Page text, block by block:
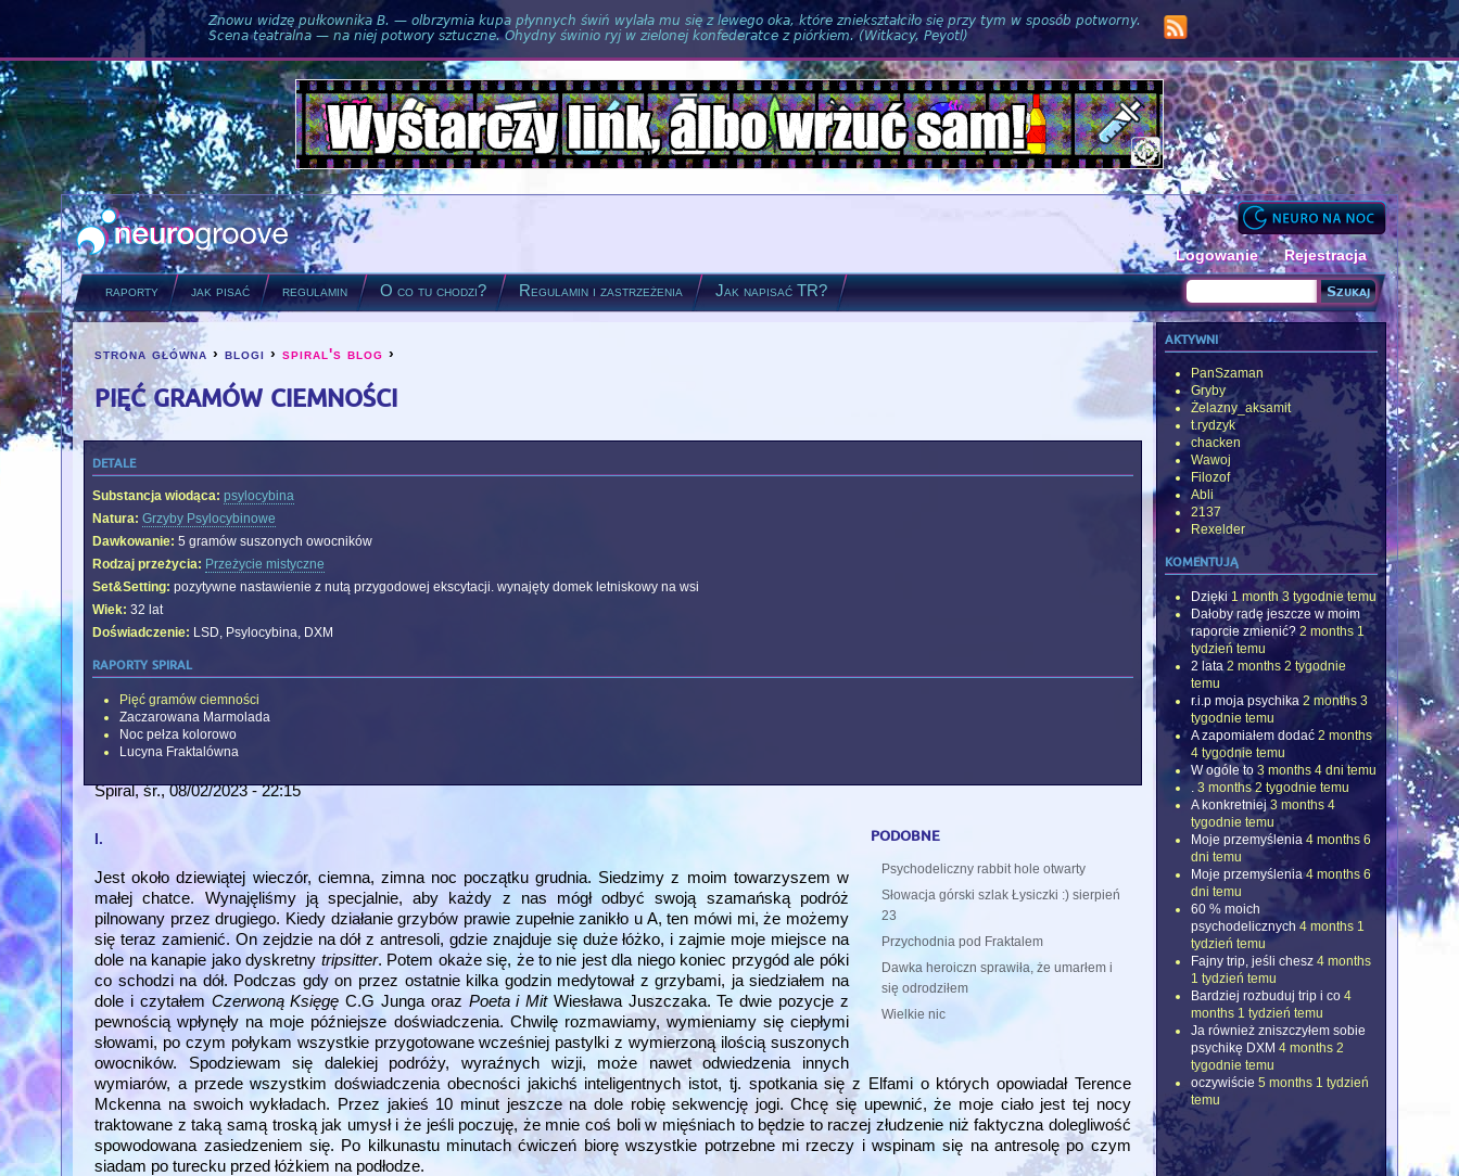
Znowu widzę pułkownika B. — olbrzymia kupa płynnych świń wylała mu się z lewego oka, które zniekształciło się przy tym w sposób potworny.
Scena teatralna — na niej potwory sztuczne. Ohydny świnio ryj w zielonej konfederatce z piórkiem. (Witkacy, Peyotl)
Logowanie Rejestracja
raporty jak pisać regulamin O co tu chodzi? Regulamin i zastrzeżenia Jak napisać TR?
Formularz wyszukiwania
you are here
strona główna ›blogi ›spiral's blog ›
pięć gramów ciemności
detale
Substancja wiodąca: psylocybina
Natura: Grzyby Psylocybinowe
Dawkowanie: 5 gramów suszonych owocników
Rodzaj przeżycia: Przeżycie mistyczne
Set&Setting: pozytywne nastawienie z nutą przygodowej ekscytacji. wynajęty domek letniskowy na wsi
Wiek: 32 lat
Doświadczenie: LSD, Psylocybina, DXM
raporty spiral
Pięć gramów ciemności
Zaczarowana Marmolada
Noc pełza kolorowo
Lucyna Fraktalówna
Spiral, śr., 08/02/2023 - 22:15
podobne
Psychodeliczny rabbit hole otwarty
Słowacja górski szlak Łysiczki :) sierpień
23
Przychodnia pod Fraktalem
Dawka heroiczn sprawiła, że umarłem i
się odrodziłem
Wielkie nic
I.
Jest około dziewiątej wieczór, ciemna, zimna noc początku grudnia. Siedzimy z moim towarzyszem w
małej chatce. Wynajęliśmy ją specjalnie, aby każdy z nas mógł odbyć swoją szamańską podróż
pilnowany przez drugiego. Kiedy działanie grzybów prawie zupełnie zanikło u A, ten mówi mi, że możemy
się teraz zamienić. On zejdzie na dół z antresoli, gdzie znajduje się duże łóżko, i zajmie moje miejsce na
dole na kanapie jako dyskretny tripsitter. Potem okaże się, że to nie jest dla niego koniec przygód ale póki
co schodzi na dół. Podczas gdy on przez ostatnie kilka godzin medytował z grzybami, ja siedziałem na
dole i czytałem Czerwoną Księgę C.G Junga oraz Poeta i MitWiesława Juszczaka. Te dwie pozycje z
pewnością wpłynęły na moje późniejsze doświadczenia. Chwilę rozmawiamy, wymieniamy się ciepłymi
słowami, po czym połykam wszystkie przygotowane wcześniej pastylki z wymierzoną ilością suszonych
owocników. Spodziewam się dalekiej podróży, wyraźnych wizji, może nawet odwiedzenia innych
wymiarów, a przede wszystkim doświadczenia obecności jakichś inteligentnych istot, tj. spotkania się z Elfami o których opowiadał Terence
Mckenna na swoich wykładach. Przez jakieś 10 minut jeszcze na dole robię sekwencję jogi. Chcę się upewnić, że moje ciało jest tej nocy
traktowane z taką samą troską jak umysł i że jeśli poczuję, że mnie coś boli w mięśniach to będzie to raczej złudzenie niż faktyczna dolegliwość
spowodowana zasiedzeniem się. Po kilkunastu minutach ćwiczeń biorę wszystkie potrzebne mi rzeczy i wspinam się na antresolę po czym
siadam po turecku przed łóżkiem na podłodze.
aktywni
PanSzaman
Gryby
Żelazny_aksamit
t.rydzyk
chacken
Wawoj
Filozof
Abli
2137
Rexelder
komentują
Dzięki 1 month 3 tygodnie temu
Dałoby radę jeszcze w moim
raporcie zmienić? 2 months 1
tydzień temu
2 lata 2 months 2 tygodnie
temu
r.i.p moja psychika 2 months 3
tygodnie temu
A zapomiałem dodać 2 months
4 tygodnie temu
W ogóle to 3 months 4 dni temu
3 months 2 tygodnie temu
A konkretniej 3 months 4
tygodnie temu
Moje przemyślenia 4 months 6
dni temu
Moje przemyślenia 4 months 6
dni temu
60 % moich
psychodelicznych 4 months 1
tydzień temu
Fajny trip, jeśli chesz 4 months
1 tydzień temu
Bardziej rozbuduj trip i co 4
months 1 tydzień temu
Ja również zniszczyłem sobie
psychikę DXM 4 months 2
tygodnie temu
oczywiście 5 months 1 tydzień
temu